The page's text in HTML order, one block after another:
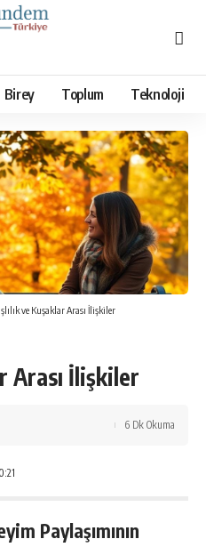
Birey Toplum Teknoloji
ve Kuşaklar Arası İlişkiler
Arası İlişkiler
6 Dk Okuma
Paylaşımının